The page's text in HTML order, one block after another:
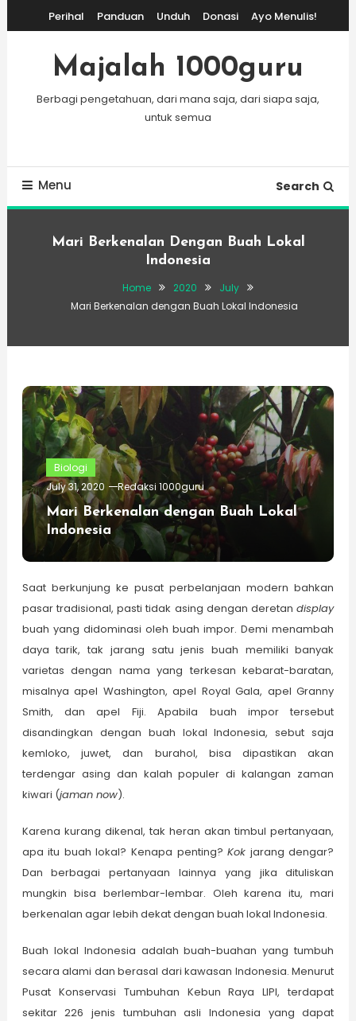
To
Content
Perihal Panduan Unduh Donasi Ayo Menulis!
Majalah 1000guru
Berbagi pengetahuan, dari mana saja, dari siapa saja,
untuk semua
Menu Search
Mari Berkenalan Dengan Buah Lokal
Indonesia
Home 2020
July
Mari Berkenalan dengan Buah Lokal Indonesia
Biologi
July 31, 2020
Redaksi 1000guru
Mari Berkenalan dengan Buah Lokal
Indonesia
Saat berkunjung ke pusat perbelanjaan modern bahkan
pasar tradisional, pasti tidak asing dengan deretandisplay
buah yang didominasi oleh buah impor. Demi menambah
daya tarik, tak jarang satu jenis buah memiliki banyak
varietas dengan nama yang terkesan kebarat-baratan,
misalnya apel Washington, apel Royal Gala, apel Granny
Smith, dan apel Fiji. Apabila buah impor tersebut
disandingkan dengan buah lokal Indonesia, sebut saja
kemloko, juwet, dan burahol, bisa dipastikan akan
terdengar asing dan kalah populer di kalangan zaman
kiwari (jaman now).
Karena kurang dikenal, tak heran akan timbul pertanyaan,
apa itu buah lokal? Kenapa penting?Kok jarang dengar?
Dan berbagai pertanyaan lainnya yang jika dituliskan
mungkin bisa berlembar-lembar. Oleh karena itu, mari
berkenalan agar lebih dekat dengan buah lokal Indonesia.
Buah lokal Indonesia adalah buah-buahan yang tumbuh
secara alami dan berasal dari kawasan Indonesia. Menurut
Pusat Konservasi Tumbuhan Kebun Raya LIPI, terdapat
sekitar 226 jenis tumbuhan asli Indonesia yang dapat